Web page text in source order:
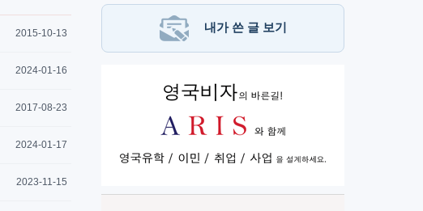
2015-10-13
2024-01-16
2017-08-23
2024-01-17
2023-11-15
단기
Art
내가 쓴 글 보기